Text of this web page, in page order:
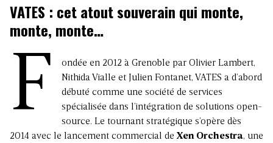
VATES : cet atout souverain qui monte,
monte, monte…
F
ondée en 2012 à Grenoble par Olivier Lambert,
Nithida Vialle et Julien Fontanet, VATES a d’abord
débuté comme une société de services
spécialisée dans l’intégration de solutions open-
source. Le tournant stratégique s’opère dès
2014 avec le lancement commercial de Xen Orchestra, une